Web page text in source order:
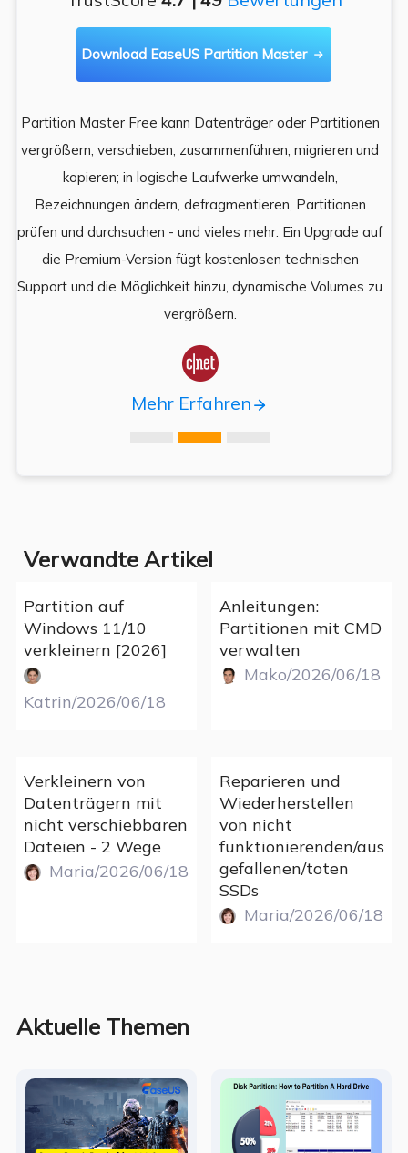
Download EaseUS Partition Master 
Partition Master Free kann Datenträger oder Partitionen
vergrößern, verschieben, zusammenführen, migrieren und
kopieren; in logische Laufwerke umwandeln,
Bezeichnungen ändern, defragmentieren, Partitionen
prüfen und durchsuchen - und vieles mehr. Ein Upgrade auf
die Premium-Version fügt kostenlosen technischen
Support und die Möglichkeit hinzu, dynamische Volumes zu
vergrößern.

Mehr Erfahren
Verwandte Artikel
Partition auf
Windows 11/10
verkleinern [2026]
Katrin/2026/06/18
Anleitungen:
Partitionen mit CMD
verwalten
Mako/2026/06/18
Verkleinern von
Datenträgern mit
nicht verschiebbaren
Dateien - 2 Wege
Maria/2026/06/18
Reparieren und
Wiederherstellen
von nicht
funktionierenden/aus
gefallenen/toten
SSDs
Maria/2026/06/18
Aktuelle Themen